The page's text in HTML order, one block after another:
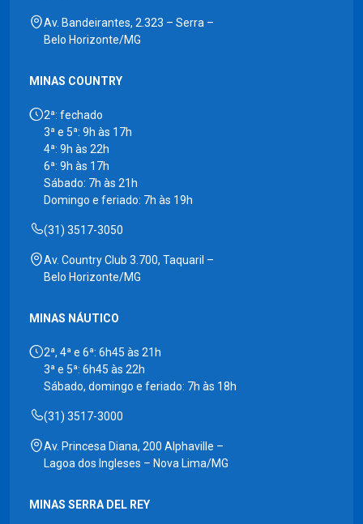
Av. Bandeirantes, 2.323 – Serra –
Belo Horizonte/MG
MINAS COUNTRY
2ª: fechado
3ª e 5ª: 9h às 17h
4ª: 9h às 22h
6ª: 9h às 17h
Sábado: 7h às 21h
Domingo e feriado: 7h às 19h
(31) 3517-3050
Av. Country Club 3.700, Taquaril –
Belo Horizonte/MG
MINAS NÁUTICO
2ª, 4ª e 6ª: 6h45 às 21h
3ª e 5ª: 6h45 às 22h
Sábado, domingo e feriado: 7h às 18h
(31) 3517-3000
Av. Princesa Diana, 200 Alphaville –
Lagoa dos Ingleses – Nova Lima/MG
MINAS SERRA DEL REY